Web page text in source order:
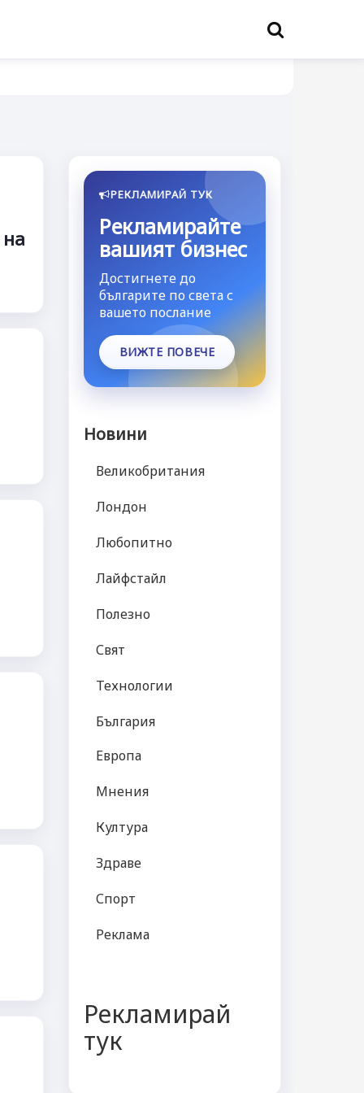
РЕКЛАМИРАЙ ТУК
Рекламирайте
вашият бизнес
Достигнете до
българите по света с
вашето послание
ВИЖТЕ ПОВЕЧЕ
Новини
Великобритания
Лондон
Любопитно
Лайфстайл
Полезно
Свят
Технологии
България
Европа
Мнения
Култура
Здраве
Спорт
Реклама
Рекламирай
тук